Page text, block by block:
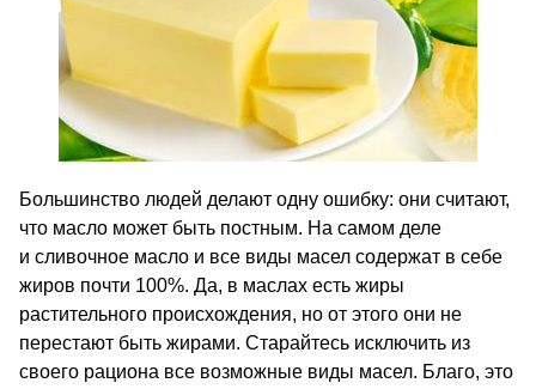
Большинство людей делают одну ошибку: они считают,
что масло может быть постным. На самом деле
и сливочное масло и все виды масел содержат в себе
жиров почти 100%. Да, в маслах есть жиры
растительного происхождения, но от этого они не
перестают быть жирами. Старайтесь исключить из
своего рациона все возможные виды масел. Благо, это